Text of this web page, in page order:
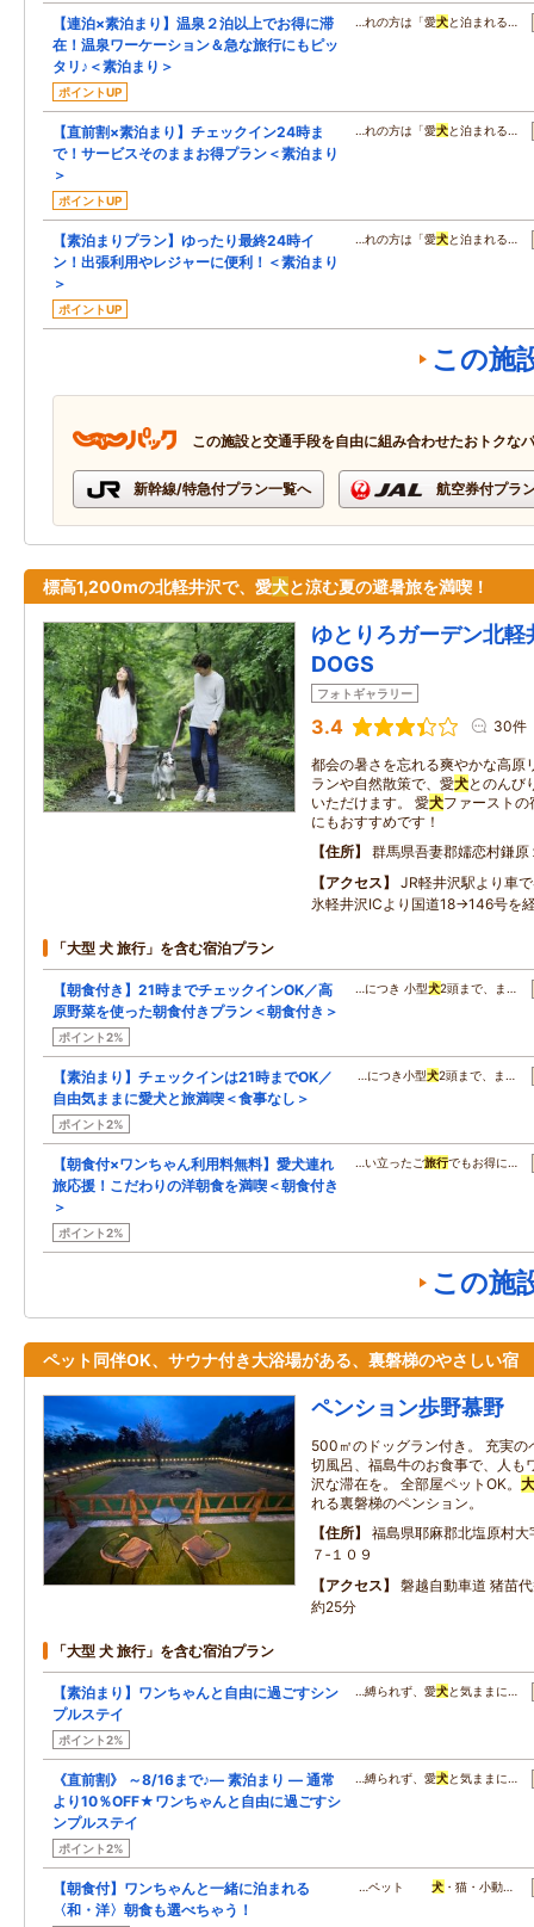
【連泊×素泊まり】温泉２泊以上でお得に滞
在！温泉ワーケーション＆急な旅行にもピッ
タリ♪＜素泊まり＞
ポイントUP
…れの方は「愛犬と泊まれる…
【直前割×素泊まり】チェックイン24時ま
で！サービスそのままお得プラン＜素泊まり
＞
ポイントUP
…れの方は「愛犬と泊まれる…
【素泊まりプラン】ゆったり最終24時イ
ン！出張利用やレジャーに便利！＜素泊まり
＞
ポイントUP
…れの方は「愛犬と泊まれる…
この施
この施設と交通手段を自由に組み合わせたおトクな
新幹線/特急付プラン一覧へ 航空券付プラ
標高1,200mの北軽井沢で、愛犬と涼む夏の避暑旅を満喫！
ゆとりろガーデン
DOGS
フォトギャラリー
3.4 30件
都会の暑さを忘れる爽やかな高原
ランや自然散策で、愛犬とのんび
いただけます。 愛犬ファースト
にもおすすめです！
住所
群馬県吾妻郡嬬恋村鎌
アクセス
JR軽井沢駅より車
氷軽井沢ICより国道18→146号を
「大型 犬 旅行」を含む宿泊プラン
【朝食付き】21時までチェックインOK／高
原野菜を使った朝食付きプラン＜朝食付き＞
ポイント2%
…につき 小型犬2頭まで、ま…
【素泊まり】チェックインは21時までOK／
自由気ままに愛犬と旅満喫＜食事なし＞
ポイント2%
…につき小型犬2頭まで、ま…
【朝食付×ワンちゃん利用料無料】愛犬連れ
旅応援！こだわりの洋朝食を満喫＜朝食付き
＞
ポイント2%
…い立ったご旅行でもお得に…
この施
ペット同伴OK、サウナ付き大浴場がある、裏磐梯のやさしい宿
ペンション歩野慕野
500㎡のドッグラン付き。 充実の
切風呂、福島牛のお食事で、人も
沢な滞在を。 全部屋ペットOK。
れる裏磐梯のペンション。
住所
福島県耶麻郡北塩原村
７‐１０９
アクセス
磐越自動車道 猪苗
約25分
「大型 犬 旅行」を含む宿泊プラン
【素泊まり】ワンちゃんと自由に過ごすシン
プルステイ
ポイント2%
…縛られず、愛犬と気ままに…
《直前割》 ～8/16まで♪― 素泊まり ― 通常
より10％OFF★ワンちゃんと自由に過ごすシ
ンプルステイ
ポイント2%
…縛られず、愛犬と気ままに…
【朝食付】ワンちゃんと一緒に泊まれる
〈和・洋〉朝食も選べちゃう！
…ペット犬 ・猫・小動…